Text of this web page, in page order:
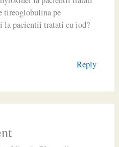
tireoglobulina pe
la pacientii tratati cu iod?
Reply